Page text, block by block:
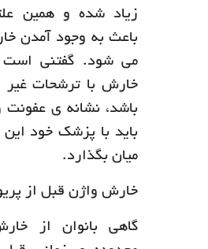
زیاد شده و همین
باعث به وجود آمدن
می شود. گفتنی است
خارش با ترشحات غیر
باشد، نشانه ی
باید با پزشک خود
میان بگذارد.
خارش واژن قبل از
گاهی بانوان از